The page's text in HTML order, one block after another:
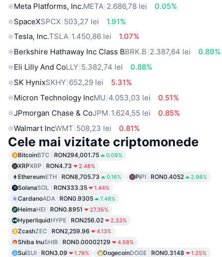
Meta Platforms, Inc.META 2.686,78 lei
0.05%
SpaceXSPCX 503,27 lei
1.91%
Tesla, Inc.TSLA 1.450,86 lei
1.07%
Berkshire Hathaway Inc Class BBRK.B 2.387,64 lei
0.89%
Eli Lilly And CoLLY 5.382,74 lei
0.88%
SK HynixSKHY 652,29 lei
5.31%
Micron Technology IncMU 4.053,03 lei
0.51%
JPmorgan Chase & CoJPM 1.624,55 lei
0.85%
Walmart IncWMT 508,23 lei 0.81%
Cele mai vizitate criptomonede
BitcoinBTC RON294,001.75 0.09%
XRPXRP RON4.73 2.48%
EthereumETH RON8,705.73 0.16% PiPI RON0.4052 2.98%
SolanaSOL RON333.35 1.44%
CardanoADA RON0.9305 7.48%
HeimaHEI RON0.8951 27.35%
HyperliquidHYPE RON256.02 2.33%
ZcashZEC RON2,259.96 4.13%
Shiba InuSHIB RON0.00002129 4.58%
SuiSUI RON3.09 1.79% DogecoinDOGE RON0.3148 1.25%